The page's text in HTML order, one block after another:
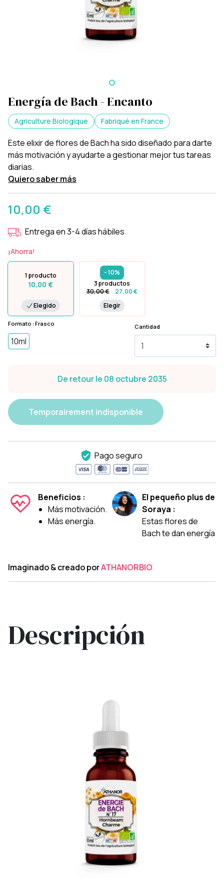
Energía de Bach - Encanto
Agriculture Biologique Fabriqué en France
Este elixir de flores de Bach ha sido diseñado para darte
más motivación y ayudarte a gestionar mejor tus tareas
diarias.
Quiero saber más
10,00 €
Entrega en 3-4 días hábiles
¡Ahorra!
1 producto
10,00 €
Elegido
- 10%
3 productos
30,00 €
27,00 €
Elegir
Formato : Frasco
10ml
Cantidad
De retour le 08 octubre 2035
Temporairement indisponible
Pago seguro
Beneficios :
Más motivación.
Más energía.
El pequeño plus de
Soraya :
Estas flores de
Bach te dan energía
Imaginado & creado porATHANORBIO
Descripción